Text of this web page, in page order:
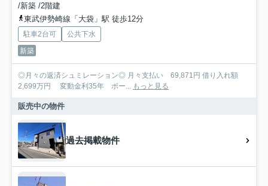
/新築 /2階建
東武伊勢崎線「大袋」駅 徒歩12分
駐車2台可
公共下水
新築
◎月々の返済シュミレーション◎ 月々支払い 69,871円 借り入れ額
2,699万円 変動金利35年 ボー...
もっと見る
販売中の物件
過去掲載物件